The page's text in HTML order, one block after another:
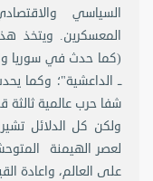
السياسي
المعسكرين. ويتخذ
(كما حدث في سوريا
ــ الداعشية"؛ وكما
شفا حرب عالمية ثالثة
ولكن كل الدلائل
لعصر الهيمنة
على العالم، واعادة